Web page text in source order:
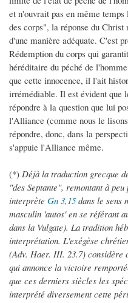
et n'ouvrait pas en même
des corps", la réponse du
d'une manière adéquate. C'est
Rédemption du corps qui
héréditaire du péché de
que cette innocence, il l'ait
irrémédiable. Il est évident que
répondre à la question que lui
l'Alliance (comme nous le
répondre, donc, dans la
s'appuie l'Alliance même.
(*) Déjà la traduction grecque
"des Septante", remontant à
interprète Gn 3,15dans le sens
masculin 'autos' en se référant
dans la Vulgate). La tradition
interprétation. L'exégèse
(Adv. Haer. III. 23.7) considère
qui annonce la victoire
que ces derniers siècles les
interprété diversement cette